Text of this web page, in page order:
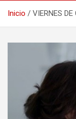
Inicio VIERNES